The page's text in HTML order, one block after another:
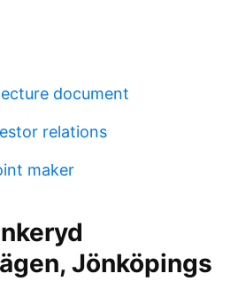
document
relations
maker
Jönköpings